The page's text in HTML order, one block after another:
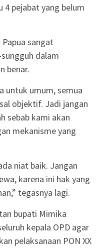
4 pejabat yang belum
sangat
dalam
benar.
untuk umum, semua
objektif. Jadi jangan
sebab kami akan
mekanisme yang
niat baik. Jangan
karena ini hak yang
tegasnya lagi.
bupati Mimika
kepala OPD agar
pelaksanaan PON XX